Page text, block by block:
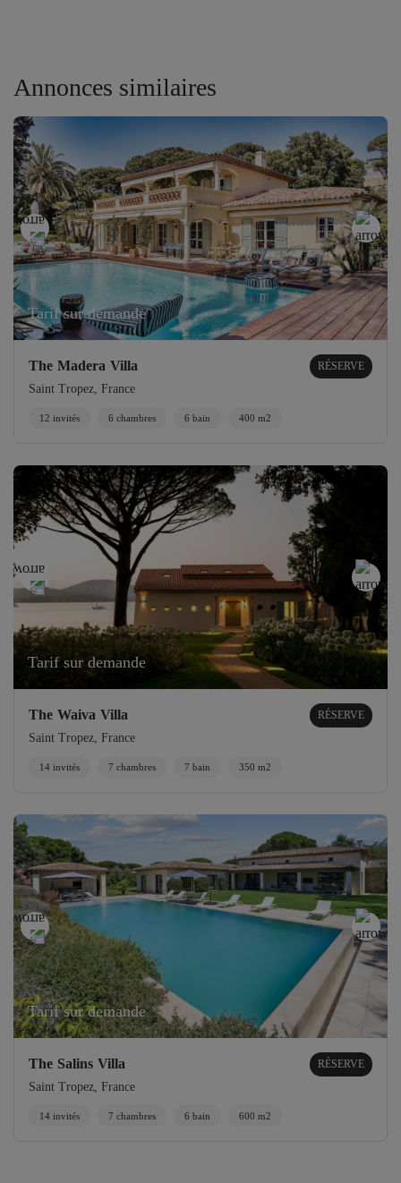
Annonces similaires
Tarif sur demande
The Madera Villa RÉSERVE
Saint Tropez, France
12 invités 6 chambres 6 bain 400 m2
Tarif sur demande
The Waiva Villa RÉSERVE
Saint Tropez, France
14 invités 7 chambres 7 bain 350 m2
Tarif sur demande
The Salins Villa RÉSERVE
Saint Tropez, France
14 invités 7 chambres 6 bain 600 m2